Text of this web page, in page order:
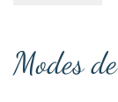
Modes